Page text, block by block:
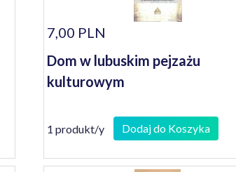
7,00 PLN
Dom w lubuskim pejzażu
kulturowym
1 produkt/y Dodaj do Koszyka